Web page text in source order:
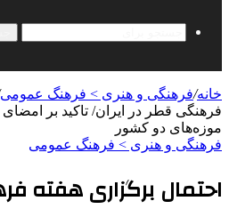
خانه/فرهنگی و هنری > فرهنگ عمومی
فرهنگی قطر در ایران/ تاکید بر امضای
موزه‌های دو کشور
فرهنگی و هنری > فرهنگ عمومی
احتمال برگزاری هفته